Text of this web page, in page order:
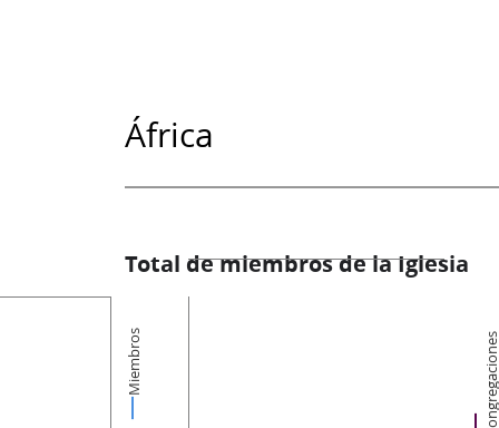
África
Total de miembros de la Iglesia
Miembros Congregaciones